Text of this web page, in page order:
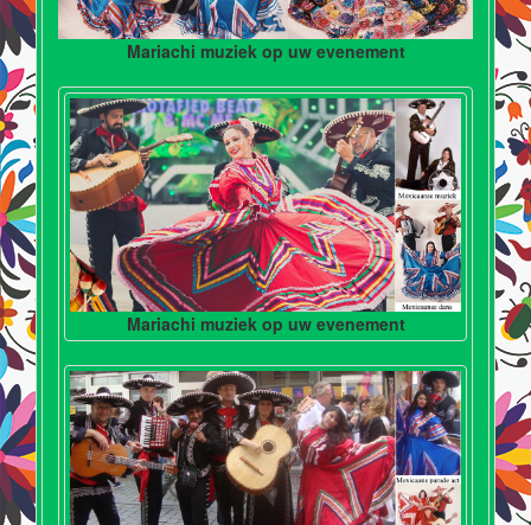
Mariachi muziek op uw evenement
Mariachi muziek op uw evenement